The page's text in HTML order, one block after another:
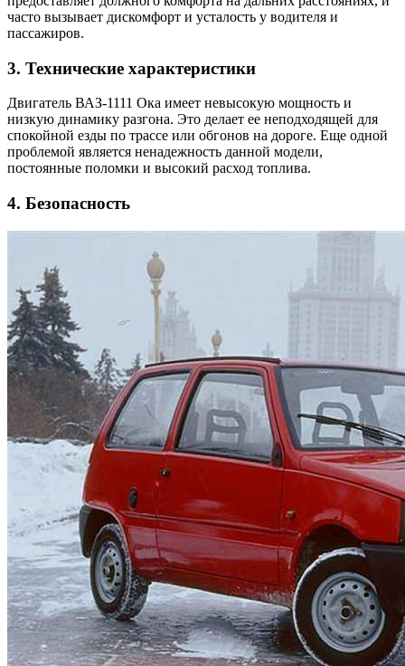
часто вызывает дискомфорт и усталость у водителя и
пассажиров.
3. Технические характеристики
Двигатель ВАЗ-1111 Ока имеет невысокую мощность и
низкую динамику разгона. Это делает ее неподходящей для
спокойной езды по трассе или обгонов на дороге. Еще одной
проблемой является ненадежность данной модели,
постоянные поломки и высокий расход топлива.
4. Безопасность